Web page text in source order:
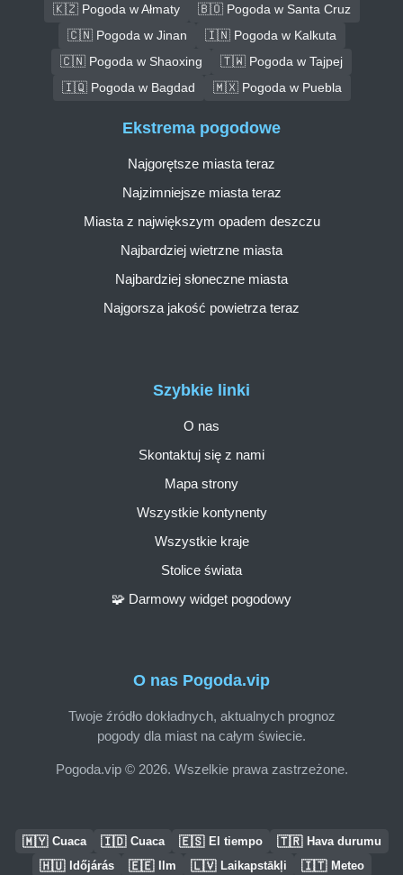
🇰🇿 Pogoda w Ałmaty
🇧🇴 Pogoda w Santa Cruz
🇨🇳 Pogoda w Jinan
🇮🇳 Pogoda w Kalkuta
🇨🇳 Pogoda w Shaoxing
🇹🇼 Pogoda w Tajpej
🇮🇶 Pogoda w Bagdad
🇲🇽 Pogoda w Puebla
O nas Pogoda.vip
Twoje źródło dokładnych, aktualnych prognoz
pogody dla miast na całym świecie.
Pogoda.vip © 2026. Wszelkie prawa zastrzeżone.
Szybkie linki
O nas
Skontaktuj się z nami
Mapa strony
Wszystkie kontynenty
Wszystkie kraje
Stolice świata
🧩 Darmowy widget pogodowy
Ekstrema pogodowe
Najgorętsze miasta teraz
Najzimniejsze miasta teraz
Miasta z największym opadem deszczu
Najbardziej wietrzne miasta
Najbardziej słoneczne miasta
Najgorsza jakość powietrza teraz
🇲🇾 Cuaca 🇮🇩 Cuaca 🇪🇸 El tiempo 🇹🇷 Hava durumu
🇭🇺 Időjárás 🇪🇪 Ilm 🇱🇻 Laikapstākļi 🇮🇹 Meteo